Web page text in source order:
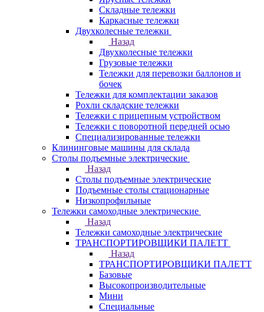
Складные тележки
Каркасные тележки
Двухколесные тележки
Назад
Двухколесные тележки
Грузовые тележки
Тележки для перевозки баллонов и
бочек
Тележки для комплектации заказов
Рохли складские тележки
Тележки с прицепным устройством
Тележки с поворотной передней осью
Специализированные тележки
Клининговые машины для склада
Столы подъемные электрические
Назад
Столы подъемные электрические
Подъемные столы стационарные
Низкопрофильные
Тележки самоходные электрические
Назад
Тележки самоходные электрические
ТРАНСПОРТИРОВЩИКИ ПАЛЕТТ
Назад
ТРАНСПОРТИРОВЩИКИ ПАЛЕТТ
Базовые
Высокопроизводительные
Мини
Специальные